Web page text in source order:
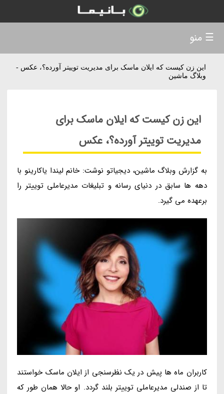
این زن کیست که ایلان ماسک برای مدیریت توییتر آورده؟، عکس -
وبلاگ ماشین
این زن کیست که ایلان ماسک برای
مدیریت توییتر آورده؟، عکس
به گزارش وبلاگ ماشین، دیجیاتو نوشت: خانم لیندا یاکارینو با
دهه ها سابق در دنیای رسانه و تبلیغات مدیرعاملی توییتر را
برعهده می گیرد.
کاربران ماه ها پیش در یک نظرسنجی از ایلان ماسک خواستند
تا از صندلی مدیرعاملی توییتر بلند گردد. او حالا همان طور که
☰ منو